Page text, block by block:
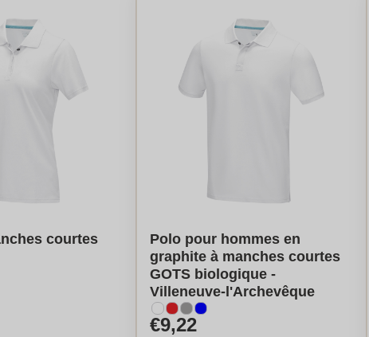
courtes
Polo pour hommes en
graphite à manches courtes
GOTS biologique -
Villeneuve-l'Archevêque
€9,22